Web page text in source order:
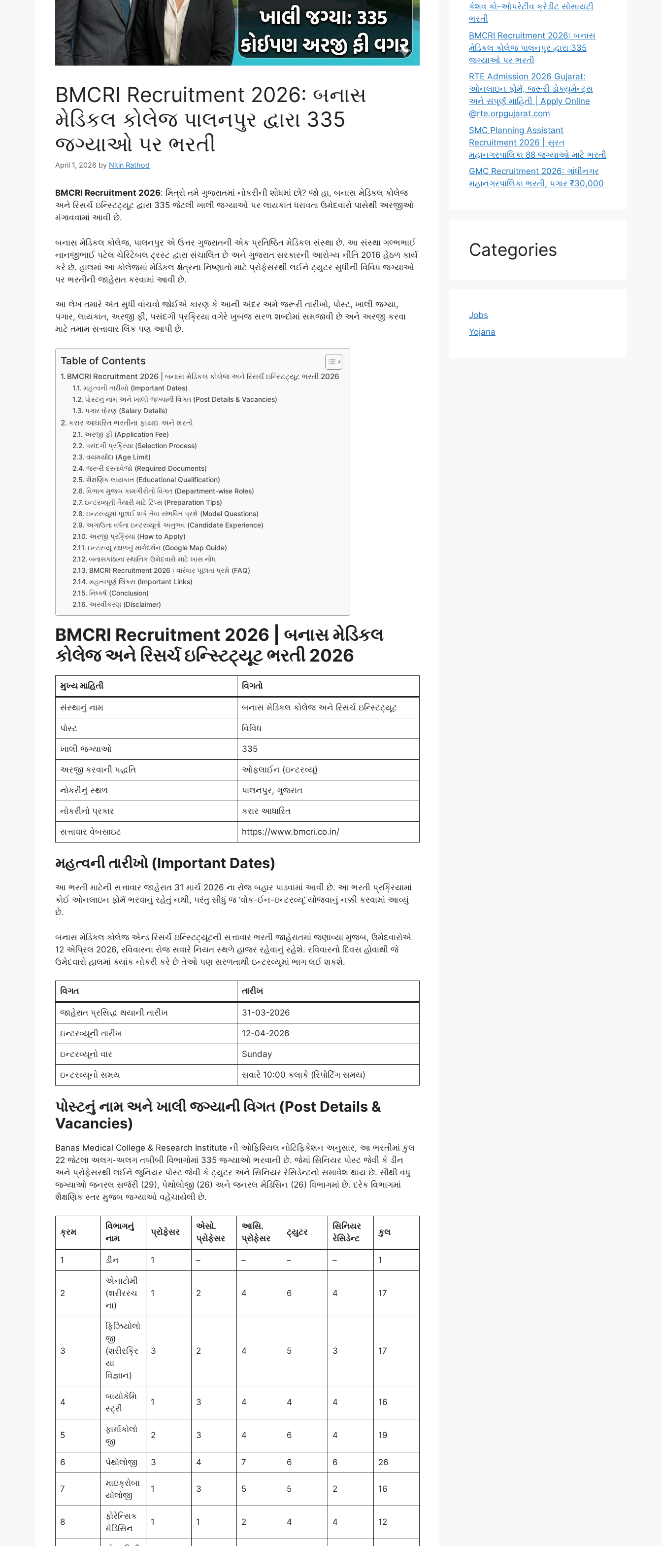
BMCRI Recruitment 2026: બનાસ
મેડિકલ કોલેજ પાલનપુર દ્વારા 335
જગ્યાઓ પર ભરતી
April 1, 2026 by Nitin Rathod
BMCRI Recruitment 2026: મિત્રો તમે ગુજરાતમાં નોકરીની શોધમાં છો? જો હા, બનાસ મેડિકલ કોલેજ
અને રિસર્ચ ઇન્સ્ટિટ્યૂટ દ્વારા 335 જેટલી ખાલી જગ્યાઓ પર લાયકાત ધરાવતા ઉમેદવારો પાસેથી અરજીઓ
મંગાવવામાં આવી છે.
બનાસ મેડિકલ કોલેજ, પાલનપુર એ ઉત્તર ગુજરાતની એક પ્રતિષ્ઠિત મેડિકલ સંસ્થા છે. આ સંસ્થા ગલ્ભભાઈ
નાનજીભાઈ પટેલ ચેરિટેબલ ટ્રસ્ટ દ્વારા સંચાલિત છે અને ગુજરાત સરકારની આરોગ્ય નીતિ 2016 હેઠળ કાર્ય
કરે છે. હાલમાં આ કોલેજમાં મેડિકલ ક્ષેત્રના નિષ્ણાતો માટે પ્રોફેસરથી લઈને ટ્યુટર સુધીની વિવિધ જગ્યાઓ
પર ભરતીની જાહેરાત કરવામાં આવી છે.
આ લેખ તમારે અંત સુધી વાંચવો જોઈએ કારણ કે આની અંદર અમે જરૂરી તારીખો, પોસ્ટ, ખાલી જગ્યા,
પગાર, લાયકાત, અરજી ફી, પસંદગી પ્રક્રિયા વગેરે ખુબજ સરળ શબ્દોમાં સમજાવી છે અને અરજી કરવા
માટે તમામ સત્તાવાર લિંક પણ આપી છે.
Table of Contents
BMCRI Recruitment 2026 | બનાસ મેડિકલ કોલેજ અને રિસર્ચ ઇન્સ્ટિટ્યૂટ ભરતી 2026
મહત્વની તારીખો (Important Dates)
પોસ્ટનું નામ અને ખાલી જગ્યાની વિગત (Post Details & Vacancies)
પગાર ધોરણ (Salary Details)
કરાર આધારિત ભરતીના ફાયદા અને શરતો
અરજી ફી (Application Fee)
પસંદગી પ્રક્રિયા (Selection Process)
વયમર્યાદા (Age Limit)
જરૂરી દસ્તાવેજો (Required Documents)
શૈક્ષણિક લાયકાત (Educational Qualification)
વિભાગ મુજબ કામગીરીની વિગત (Department-wise Roles)
ઇન્ટરવ્યૂની તૈયારી માટે ટિપ્સ (Preparation Tips)
ઇન્ટરવ્યૂમાં પૂછાઈ શકે તેવા સંભવિત પ્રશ્નો (Model Questions)
અગાઉના વર્ષના ઇન્ટરવ્યૂનો અનુભવ (Candidate Experience)
અરજી પ્રક્રિયા (How to Apply)
ઇન્ટરવ્યૂ સ્થળનું માર્ગદર્શન (Google Map Guide)
બનાસકાંઠાના સ્થાનિક ઉમેદવારો માટે ખાસ નોંધ
BMCRI Recruitment 2026 : વારંવાર પૂછાતા પ્રશ્નો (FAQ)
મહત્વપૂર્ણ લિંક્સ (Important Links)
નિષ્કર્ષ (Conclusion)
અસ્વીકરણ (Disclaimer)
BMCRI Recruitment 2026 | બનાસ મેડિકલ
કોલેજ અને રિસર્ચ ઇન્સ્ટિટ્યૂટ ભરતી 2026
મુખ્ય માહિતી વિગતો
સંસ્થાનું નામ બનાસ મેડિકલ કોલેજ અને રિસર્ચ ઇન્સ્ટિટ્યૂટ
પોસ્ટ વિવિધ
ખાલી જગ્યાઓ 335
અરજી કરવાની પદ્ધતિ ઓફલાઈન (ઇન્ટરવ્યૂ)
નોકરીનું સ્થળ પાલનપુર, ગુજરાત
નોકરીનો પ્રકાર કરાર આધારિત
સત્તાવાર વેબસાઇટ https://www.bmcri.co.in/
મહત્વની તારીખો (Important Dates)
આ ભરતી માટેની સત્તાવાર જાહેરાત 31 માર્ચ 2026 ના રોજ બહાર પાડવામાં આવી છે. આ ભરતી પ્રક્રિયામાં
કોઈ ઓનલાઇન ફોર્મ ભરવાનું રહેતું નથી, પરંતુ સીધું જ ‘વોક-ઈન-ઇન્ટરવ્યૂ’ યોજવાનું નક્કી કરવામાં આવ્યું
છે.
બનાસ મેડિકલ કોલેજ એન્ડ રિસર્ચ ઇન્સ્ટિટ્યૂટની સત્તાવાર ભરતી જાહેરાતમાં જણાવ્યા મુજબ, ઉમેદવારોએ
12 એપ્રિલ 2026, રવિવારના રોજ સવારે નિયત સ્થળે હાજર રહેવાનું રહેશે. રવિવારનો દિવસ હોવાથી જે
ઉમેદવારો હાલમાં ક્યાંક નોકરી કરે છે તેઓ પણ સરળતાથી ઇન્ટરવ્યૂમાં ભાગ લઈ શકશે.
વિગત તારીખ
જાહેરાત પ્રસિદ્ધ થયાની તારીખ 31-03-2026
ઇન્ટરવ્યૂની તારીખ 12-04-2026
ઇન્ટરવ્યૂનો વાર Sunday
ઇન્ટરવ્યૂનો સમય સવારે 10:00 કલાકે (રિપોર્ટિંગ સમય)
પોસ્ટનું નામ અને ખાલી જગ્યાની વિગત (Post Details &
Vacancies)
Banas Medical College & Research Institute ની ઓફિશ્યિલ નોટિફિકેશન અનુસાર, આ ભરતીમાં કુલ
22 જેટલા અલગ-અલગ તબીબી વિભાગોમાં 335 જગ્યાઓ ભરવાની છે. જેમાં સિનિયર પોસ્ટ જેવી કે ડીન
અને પ્રોફેસરથી લઈને જુનિયર પોસ્ટ જેવી કે ટ્યુટર અને સિનિયર રેસિડેન્ટનો સમાવેશ થાય છે. સૌથી વધુ
જગ્યાઓ જનરલ સર્જરી (29), પેથોલોજી (26) અને જનરલ મેડિસિન (26) વિભાગમાં છે. દરેક વિભાગમાં
શૈક્ષણિક સ્તર મુજબ જગ્યાઓ વહેંચાયેલી છે.
ક્રમ
વિભાગનું
નામ
પ્રોફેસર
એસો.
પ્રોફેસર
આસિ.
પ્રોફેસર
ટ્યુટર
સિનિયર
રેસિડેન્ટ
કુલ
1 ડીન 1 – – – – 1
2
એનાટોમી
(શરીરરચ
ના)
1 2 4 6 4 17
3
ફિઝિયોલો
જી
(શરીરક્રિ
યા
વિજ્ઞાન)
3 2 4 5 3 17
4
બાયોકેમિ
સ્ટ્રી
1 3 4 4 4 16
5
ફાર્માકોલો
જી
2 3 4 6 4 19
6 પેથોલોજી 3 4 7 6 6 26
7
માઇક્રોબા
યોલોજી
1 3 5 5 2 16
8
ફોરેન્સિક
મેડિસિન
1 1 2 4 4 12
કેશવ કો-ઓપરેટીવ ક્રેડીટ સોસાયટી
ભરતી
BMCRI Recruitment 2026: બનાસ
મેડિકલ કોલેજ પાલનપુર દ્વારા 335
જગ્યાઓ પર ભરતી
RTE Admission 2026 Gujarat:
ઓનલાઇન ફોર્મ, જરૂરી ડોક્યુમેન્ટ્સ
અને સંપૂર્ણ માહિતી | Apply Online
@rte.orpgujarat.com
SMC Planning Assistant
Recruitment 2026 | સુરત
મહાનગરપાલિકા 88 જગ્યાઓ માટે ભરતી
GMC Recruitment 2026: ગાંધીનગર
મહાનગરપાલિકા ભરતી, પગાર ₹30,000
Categories
Jobs
Yojana